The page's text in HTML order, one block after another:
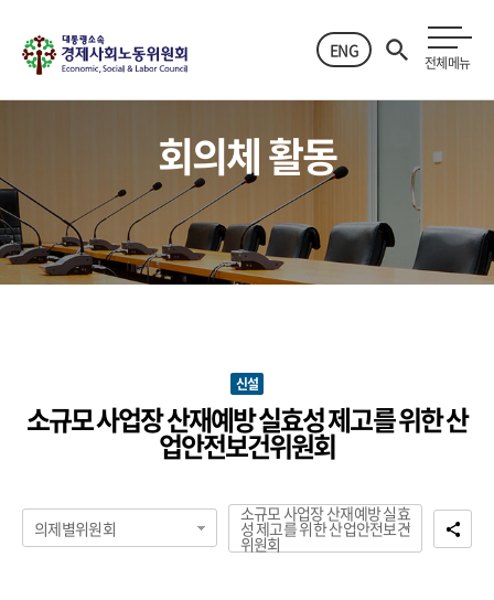
ENG
전체메뉴
회의체 활동
신설
소규모 사업장 산재예방 실효성 제고를 위한 산
업안전보건위원회
의제별위원회
소규모 사업장 산재예방 실효
성 제고를 위한 산업안전보건
위원회